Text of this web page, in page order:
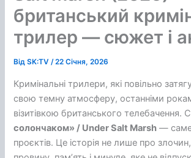
британський
трилер — сюжет і
ВідSK:TV/22 Січня, 2026
Кримінальні трилери, які повільно
свою темну атмосферу, останніми
візитівкою британського телебачення.
солончаком» / Under Salt Marsh — саме
проєктів. Це історія не лише про